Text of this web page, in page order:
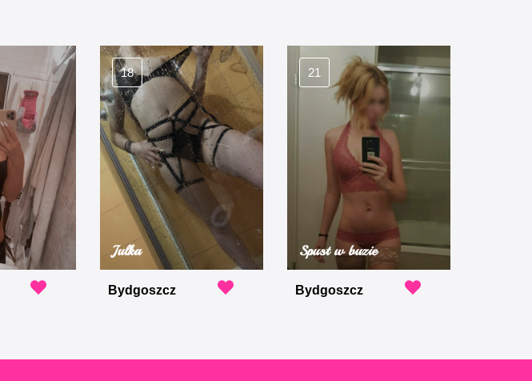
18
Julka
Bydgoszcz
21
Spust w buzie
Bydgoszcz